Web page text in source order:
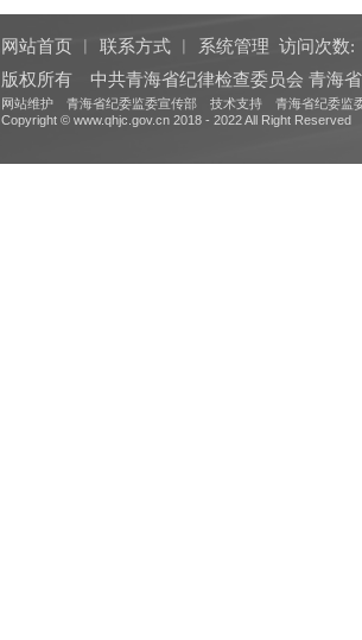
网站首页 联系方式 系统管理 访问次数:
版权所有 中共青海省纪律检查委员会 青海
网站维护 青海省纪委监委宣传部 技术支持 青海省纪委监
Copyright © www.qhjc.gov.cn 2018 - 2022 All Right Reserved